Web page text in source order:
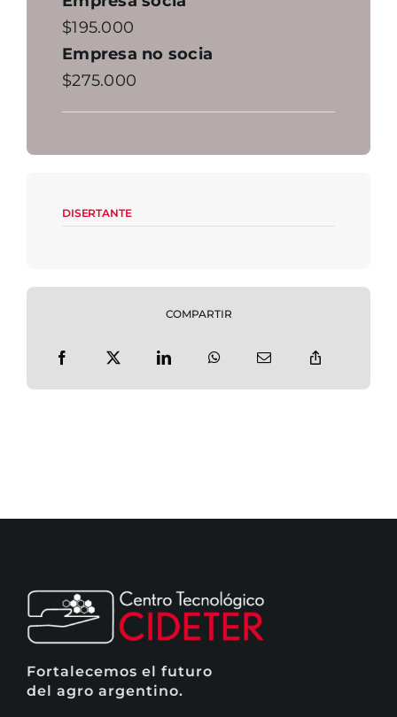
$195.000
Empresa no socia
$275.000
DISERTANTE
COMPARTIR
Fortalecemos el futuro
del agro argentino.